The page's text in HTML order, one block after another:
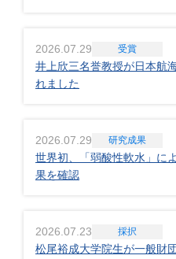
2026.07.29 受賞
井上欣三名誉教授が日本航
れました
2026.07.29 研究成果
世界初、「弱酸性軟水」に
果を確認
2026.07.23 採択
松尾裕成大学院生が一般財